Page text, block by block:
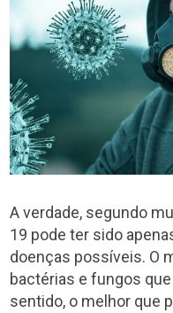
A verdade, segundo
19 pode ter sido
doenças possíveis. O
bactérias e fungos
sentido, o melhor que